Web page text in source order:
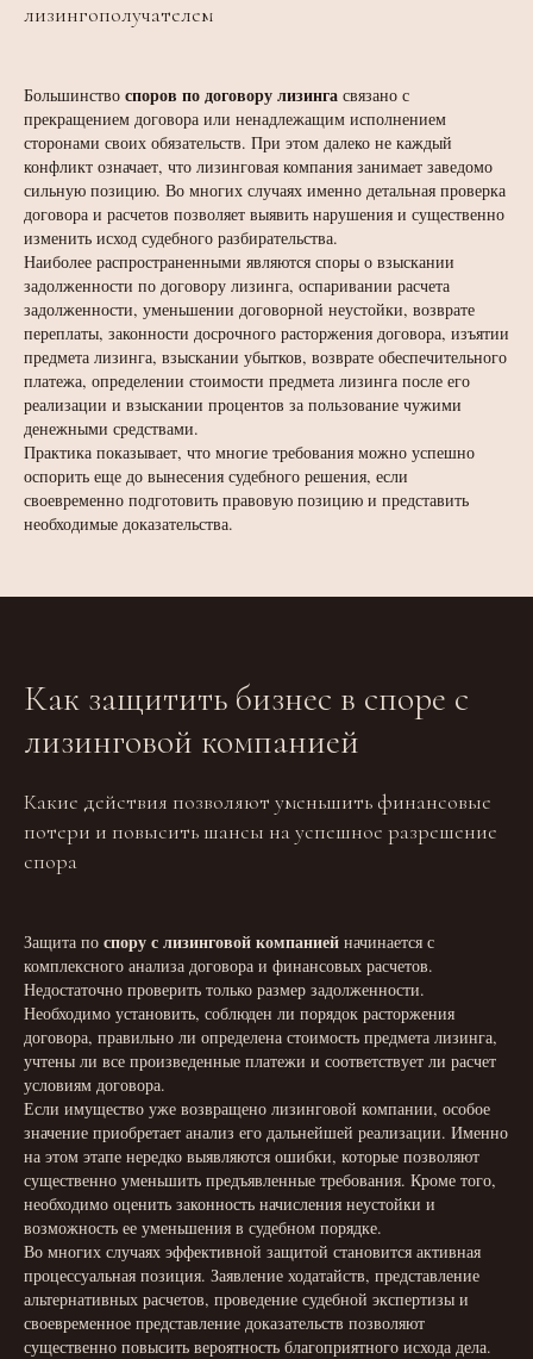
лизингополучателем
Большинство споров по договору лизинга связано с
прекращением договора или ненадлежащим исполнением
сторонами своих обязательств. При этом далеко не каждый
конфликт означает, что лизинговая компания занимает заведомо
сильную позицию. Во многих случаях именно детальная проверка
договора и расчетов позволяет выявить нарушения и существенно
изменить исход судебного разбирательства.
Наиболее распространенными являются споры о взыскании
задолженности по договору лизинга, оспаривании расчета
задолженности, уменьшении договорной неустойки, возврате
переплаты, законности досрочного расторжения договора, изъятии
предмета лизинга, взыскании убытков, возврате обеспечительного
платежа, определении стоимости предмета лизинга после его
реализации и взыскании процентов за пользование чужими
денежными средствами.
Практика показывает, что многие требования можно успешно
оспорить еще до вынесения судебного решения, если
своевременно подготовить правовую позицию и представить
необходимые доказательства.
Как защитить бизнес в споре с
лизинговой компанией
Какие действия позволяют уменьшить финансовые
потери и повысить шансы на успешное разрешение
спора
Защита по спору с лизинговой компанией начинается с
комплексного анализа договора и финансовых расчетов.
Недостаточно проверить только размер задолженности.
Необходимо установить, соблюден ли порядок расторжения
договора, правильно ли определена стоимость предмета лизинга,
учтены ли все произведенные платежи и соответствует ли расчет
условиям договора.
Если имущество уже возвращено лизинговой компании, особое
значение приобретает анализ его дальнейшей реализации. Именно
на этом этапе нередко выявляются ошибки, которые позволяют
существенно уменьшить предъявленные требования. Кроме того,
необходимо оценить законность начисления неустойки и
возможность ее уменьшения в судебном порядке.
Во многих случаях эффективной защитой становится активная
процессуальная позиция. Заявление ходатайств, представление
альтернативных расчетов, проведение судебной экспертизы и
своевременное представление доказательств позволяют
существенно повысить вероятность благоприятного исхода дела.